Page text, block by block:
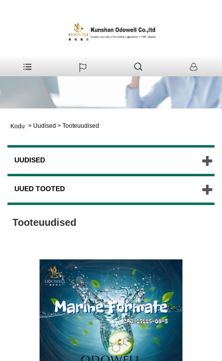
Kodu > Uudised > Tooteuudised
UUDISED
UUED TOOTED
Tooteuudised